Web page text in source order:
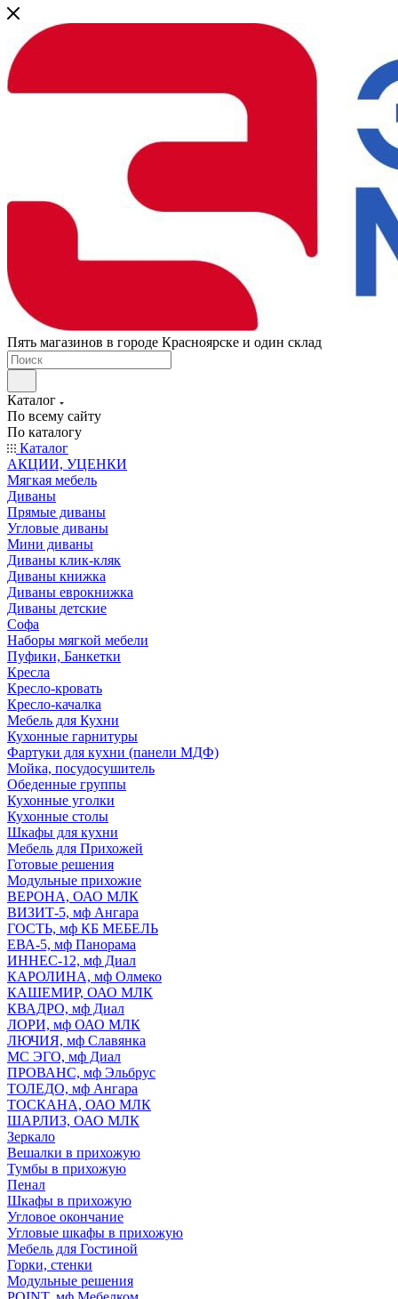
Пять магазинов в городе Красноярске и один склад
Каталог
По всему сайту
По каталогу
Каталог
АКЦИИ, УЦЕНКИ
Мягкая мебель
Диваны
Прямые диваны
Угловые диваны
Мини диваны
Диваны клик-кляк
Диваны книжка
Диваны еврокнижка
Диваны детские
Софа
Наборы мягкой мебели
Пуфики, Банкетки
Кресла
Кресло-кровать
Кресло-качалка
Мебель для Кухни
Кухонные гарнитуры
Фартуки для кухни (панели МДФ)
Мойка, посудосушитель
Обеденные группы
Кухонные уголки
Кухонные столы
Шкафы для кухни
Мебель для Прихожей
Готовые решения
Модульные прихожие
ВЕРОНА, ОАО МЛК
ВИЗИТ-5, мф Ангара
ГОСТЬ, мф КБ МЕБЕЛЬ
ЕВА-5, мф Панорама
ИННЕС-12, мф Диал
КАРОЛИНА, мф Олмеко
КАШЕМИР, ОАО МЛК
КВАДРО, мф Диал
ЛОРИ, мф ОАО МЛК
ЛЮЧИЯ, мф Славянка
МС ЭГО, мф Диал
ПРОВАНС, мф Эльбрус
ТОЛЕДО, мф Ангара
ТОСКАНА, ОАО МЛК
ШАРЛИЗ, ОАО МЛК
Зеркало
Вешалки в прихожую
Тумбы в прихожую
Пенал
Шкафы в прихожую
Угловое окончание
Угловые шкафы в прихожую
Мебель для Гостиной
Горки, стенки
Модульные решения